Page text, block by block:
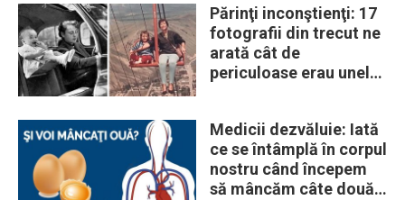
Părinţi inconştienţi: 17
fotografii din trecut ne
arată cât de
periculoase erau unele
Medicii dezvăluie: Iată
ce se întâmplă în corpul
nostru când începem
să mâncăm câte două